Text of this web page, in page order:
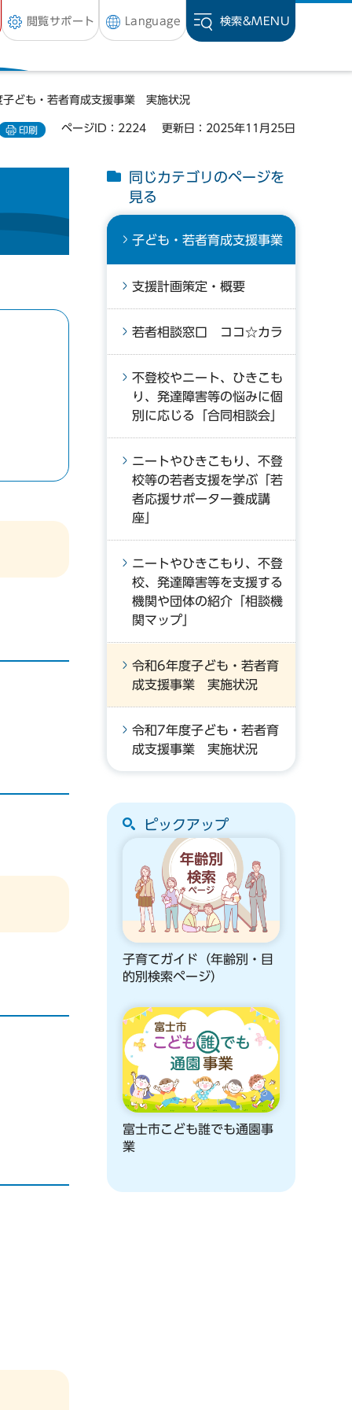
閲覧サポート Language 検索&MENU
ども・若者育成支援事業 実施状況
印刷 ページID：2224 更新日：2025年11月25日
同じカテゴリのページを
見る
子ども・若者育成支援事業
支援計画策定・概要
若者相談窓口 ココ☆カラ
不登校やニート、ひきこも
り、発達障害等の悩みに個
別に応じる「合同相談会」
ニートやひきこもり、不登
校等の若者支援を学ぶ「若
者応援サポーター養成講
座」
ニートやひきこもり、不登
校、発達障害等を支援する
機関や団体の紹介「相談機
関マップ」
令和6年度子ども・若者育
成支援事業 実施状況
令和7年度子ども・若者育
成支援事業 実施状況
ピックアップ
子育てガイド（年齢別・目
的別検索ページ）
富士市こども誰でも通園事
業